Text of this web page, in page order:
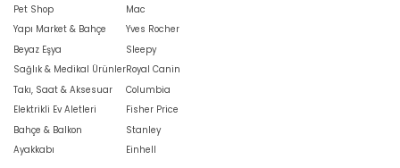
Pet Shop
Yapı Market & Bahçe
Beyaz Eşya
Sağlık & Medikal Ürünler
Takı, Saat & Aksesuar
Elektrikli Ev Aletleri
Bahçe & Balkon
Ayakkabı
Mac
Yves Rocher
Sleepy
Royal Canin
Columbia
Fisher Price
Stanley
Einhell